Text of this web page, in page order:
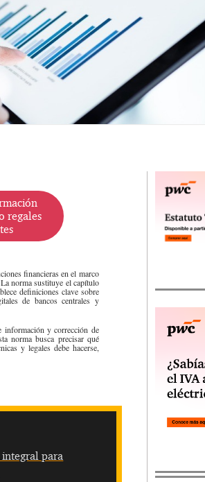
regales
financieras en el marco
norma sustituye el capítulo
definiciones clave sobre
de bancos centrales y
información y corrección de
norma busca precisar qué
y legales debe hacerse,
para